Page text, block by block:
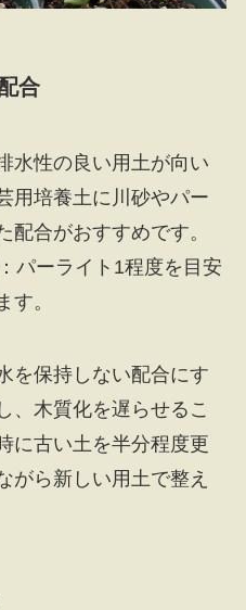
合
水性の良い用土が向い
用培養土に川砂やパー
配合がおすすめです。
パーライト1程度を目安
す。
を保持しない配合にす
、木質化を遅らせるこ
に古い土を半分程度更
がら新しい用土で整え